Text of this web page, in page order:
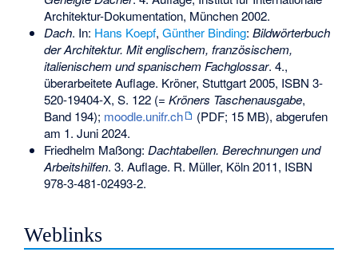
Architektur-Dokumentation, München 2002.
Dach. In: Hans Koepf, Günther Binding: Bildwörterbuch
der Architektur. Mit englischem, französischem,
italienischem und spanischem Fachglossar. 4.,
überarbeitete Auflage. Kröner, Stuttgart 2005, ISBN 3-
520-19404-X, S. 122 (= Kröners Taschenausgabe,
Band 194); moodle.unifr.ch
(PDF; 15 MB), abgerufen
am 1. Juni 2024.
Friedhelm Maßong: Dachtabellen. Berechnungen und
Arbeitshilfen. 3. Auflage. R. Müller, Köln 2011, ISBN
978-3-481-02493-2.
Weblinks